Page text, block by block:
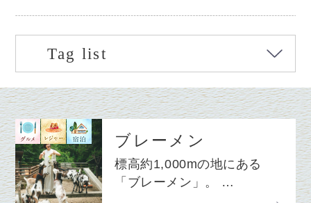
Tag list
ブレーメン
標高約1,000mの地にある
「ブレーメン」。 …